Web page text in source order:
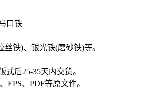
口铁
铁)、银光铁(磨砂铁)等。
式后25-35天内交货。
EPS、PDF等原文件。